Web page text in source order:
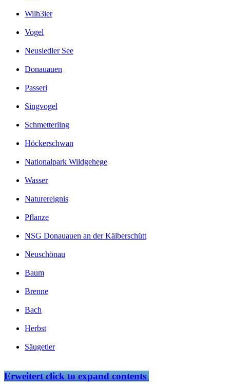
Wilh3ier
Vogel
Neusiedler See
Donauauen
Passeri
Singvogel
Schmetterling
Höckerschwan
Nationalpark Wildgehege
Wasser
Naturereignis
Pflanze
NSG Donauauen an der Kälberschütt
Neuschönau
Baum
Brenne
Bach
Herbst
Säugetier
Erweitertclick to expand contents